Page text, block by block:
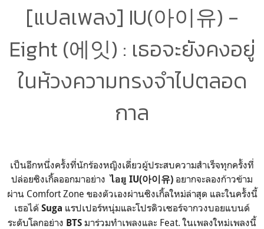
[แปลเพลง] IU(아이유) -
Eight (에잇) : เธอจะยังคงอยู่
ในห้วงความทรงจำไปตลอด
กาล
เป็นอีกหนึ่งครั้งที่นักร้องหญิงเดี่ยวผู้ประสบความสำเร็จทุกครั้งที่
ปล่อยซิงเกิ้ลออกมาอย่างไอยู IU(아이유) อยากจะลองก้าวข้าม
ผ่าน Comfort Zone ของตัวเองผ่านซิงเกิ้ลใหม่ล่าสุด และในครั้งนี้
เธอได้ Suga แรปเปอร์หนุ่มและโปรดิวเซอร์จากวงบอยแบนด์
ระดับโลกอย่าง BTS มาร่วมทำเพลงและ Feat. ในเพลงใหม่เพลงนี้